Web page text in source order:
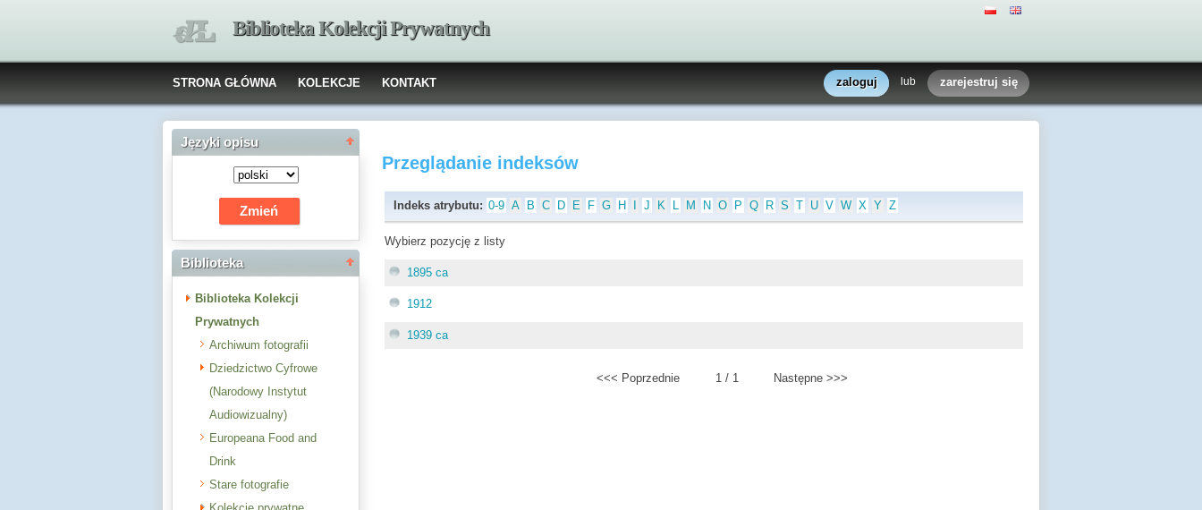
Biblioteka Kolekcji Prywatnych
STRONA GŁÓWNA KOLEKCJE KONTAKT zaloguj lub zarejestruj się
Języki opisu
Biblioteka
Biblioteka Kolekcji
Prywatnych
Archiwum fotografii
Dziedzictwo Cyfrowe
(Narodowy Instytut
Audiowizualny)
Europeana Food and
Drink
Stare fotografie
Przeglądanie indeksów
Indeks atrybutu: 0-9 A B C D E F G H J K L M N O P Q R S T U V W X Y Z
Wybierz pozycję z listy
1895 ca
1912
1939 ca
<<< Poprzednie 1 / 1 Następne >>>